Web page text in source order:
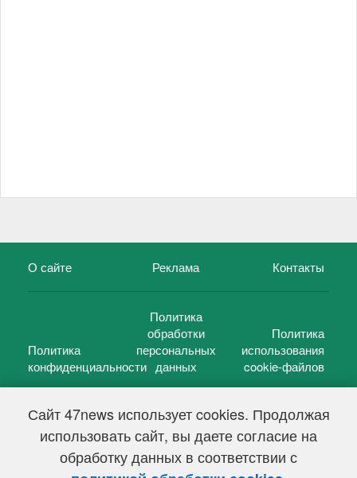
Сайт 47news использует cookies. Продолжая
использовать сайт, вы даете согласие на
обработку данных в соответствии с
О сайте Реклама Контакты
Политика
конфиденциальности
Политика
обработки
персональных
данных
Политика
использования
cookie-файлов
47 новостей (47 news)2005 — 2026 г.
Свидетельство о регистрации СМИ Эл № ФС 77-39848, выдано
Федеральной службой по надзору в сфере связи,